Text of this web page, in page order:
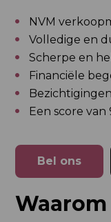
NVM
Volledige en
Scherpe en
Financiële
Een score van
Bel ons